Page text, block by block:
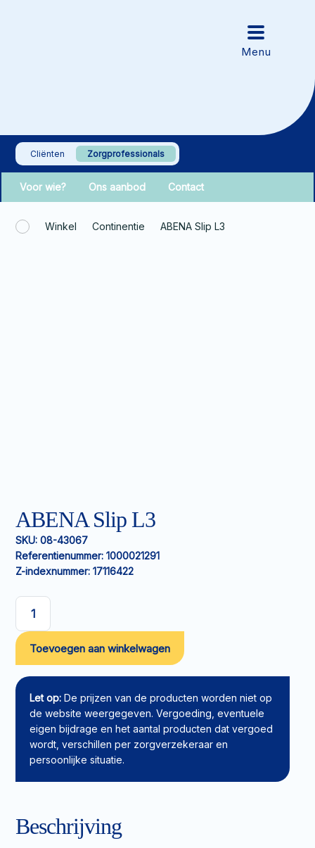
Cliënten Zorgprofessionals
Voor wie? Ons aanbod Contact
Winkel Continentie ABENA Slip L3
ABENA Slip L3
SKU: 08-43067
Referentienummer: 1000021291
Z-indexnummer: 17116422
ABENA
Slip
aantal
Toevoegen aan winkelwagen
Let op: De prijzen van de producten worden niet op
de website weergegeven. Vergoeding, eventuele
eigen bijdrage en het aantal producten dat vergoed
wordt, verschillen per zorgverzekeraar en
persoonlijke situatie.
Beschrijving